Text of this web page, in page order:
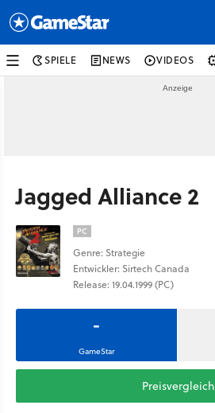
SPIELE NEWS VIDEOS
Jagged Alliance 2
PC
Genre: Strategie
Entwickler: Sirtech Canada
Release: 19.04.1999 (PC)
-
GameStar
Preisvergleich